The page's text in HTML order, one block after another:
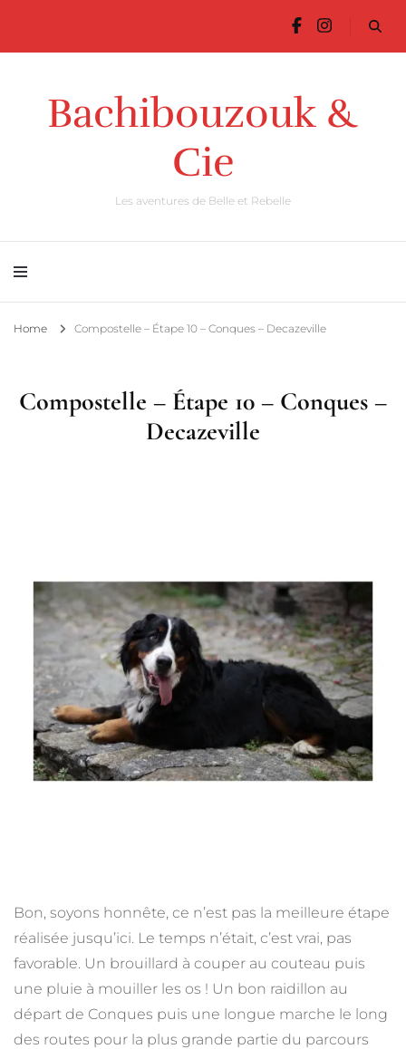
Bachibouzouk &
Cie
Les aventures de Belle et Rebelle
Home Compostelle – Étape 10 – Conques – Decazeville
Compostelle – Étape 10 – Conques –
Decazeville
Bon, soyons honnête, ce n’est pas la meilleure étape
réalisée jusqu’ici. Le temps n’était, c’est vrai, pas
favorable. Un brouillard à couper au couteau puis
une pluie à mouiller les os ! Un bon raidillon au
départ de Conques puis une longue marche le long
des routes pour la plus grande partie du parcours